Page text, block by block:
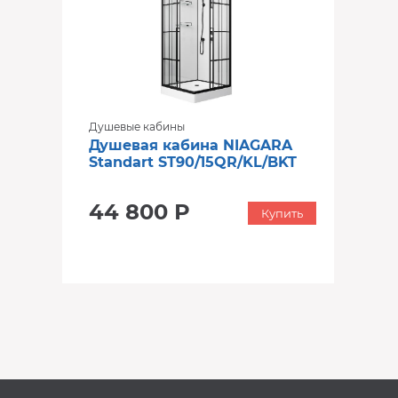
Душевые кабины
Душевая кабина NIAGARA
Standart ST90/15QR/KL/BKT
44 800 Р Купить